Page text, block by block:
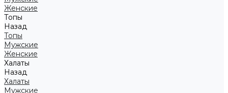
Женские
Топы
Назад
Топы
Мужские
Женские
Халаты
Назад
Халаты
Мужские